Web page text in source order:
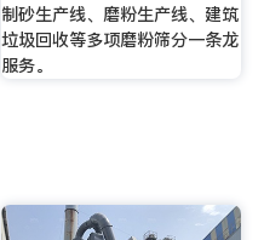
制砂生产线、磨粉生产线、建筑
垃圾回收等多项磨粉筛分一条龙
服务。